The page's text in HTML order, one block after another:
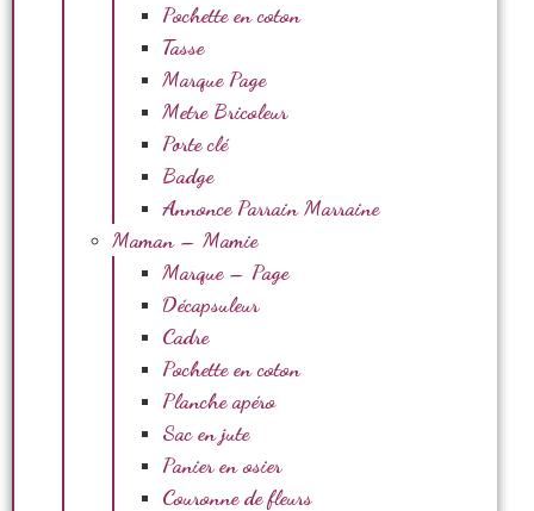
Pochette en coton
Tasse
Marque Page
Metre Bricoleur
Porte clé
Badge
Annonce Parrain Marraine
Maman – Mamie
Marque – Page
Décapsuleur
Cadre
Pochette en coton
Planche apéro
Sac en jute
Panier en osier
Couronne de fleurs